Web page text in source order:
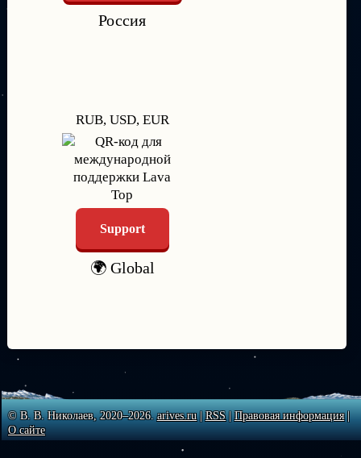
Россия
RUB, USD, EUR
Support
🌍 Global
© В. В. Николаев, 2020–2026.arives.ru|RSS|Правовая информация|
О сайте